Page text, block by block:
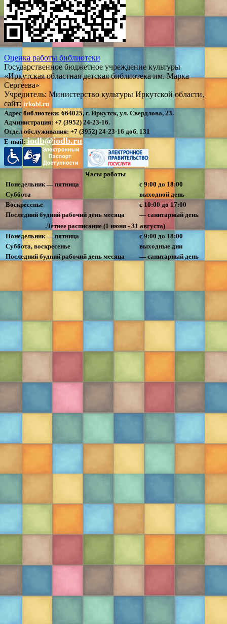
Оценка работы библиотеки
Государственное бюджетное учреждение культуры
«Иркутская областная детская библиотека им. Марка
Сергеева»
Учредитель: Министерство культуры Иркутской области,
сайт: irkobl.ru
Адрес библиотеки: 664025, г. Иркутск, ул. Свердлова, 23.
Администрация: +7 (3952) 24-23-16.
Отдел обслуживания: +7 (3952) 24-23-16 доб. 131
E-mail: iodb@iodb.ru
Часы работы
Понедельник — пятница
с 9:00 до 18:00
Суббота
выходной день
Воскресенье
с 10:00 до 17:00
Последний будний рабочий день месяца
— санитарный день
Летнее расписание (1 июня - 31 августа)
Понедельник — пятница
с 9:00 до 18:00
Суббота, воскресенье
выходные дни
Последний будний рабочий день месяца
— санитарный день